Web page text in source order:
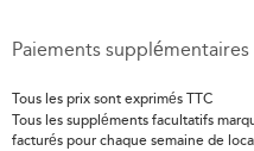
Paiements supplémentaires
Tous les prix sont exprimés TTC
Tous les suppléments facultatifs
facturés pour chaque semaine de